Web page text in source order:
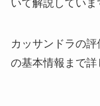
いて解説していま
カッサンドラの
の基本情報まで詳